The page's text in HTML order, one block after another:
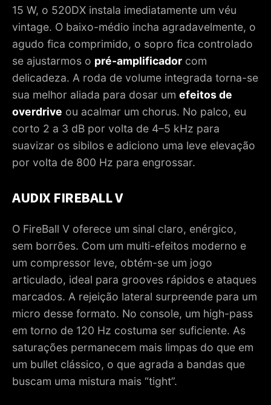
15 W, o 520DX instala imediatamente um véu
vintage. O baixo-médio incha agradavelmente, o
agudo fica comprimido, o sopro fica controlado
se ajustarmos o pré-amplificador com
delicadeza. A roda de volume integrada torna-se
sua melhor aliada para dosar um efeitos de
overdrive ou acalmar um chorus. No palco, eu
corto 2 a 3 dB por volta de 4–5 kHz para
suavizar os sibilos e adiciono uma leve elevação
por volta de 800 Hz para engrossar.
AUDIX FIREBALL V
O FireBall V oferece um sinal claro, enérgico,
sem borrões. Com um multi-efeitos moderno e
um compressor leve, obtém-se um jogo
articulado, ideal para grooves rápidos e ataques
marcados. A rejeição lateral surpreende para um
micro desse formato. No console, um high-pass
em torno de 120 Hz costuma ser suficiente. As
saturações permanecem mais limpas do que em
um bullet clássico, o que agrada a bandas que
buscam uma mistura mais “tight”.